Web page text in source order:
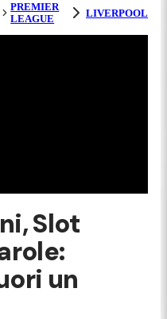
PREMIER
LEAGUE
LIVERPOOL
Slot
un